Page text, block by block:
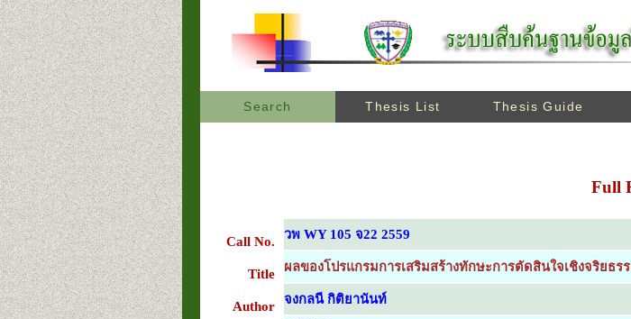
Search Thesis List Thesis Guide
Full
Call No. วพ WY 105 จ22 2559
Title ผลของโปรแกรมการเสริมสร้างทักษะการตัดสินใจเชิงจริยธ
Author จงกลนี กิติยานันท์